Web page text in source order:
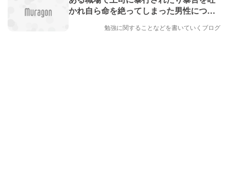
かれ自ら命を絶ってしまった男性につい
勉強に関することなどを書いていくブログ